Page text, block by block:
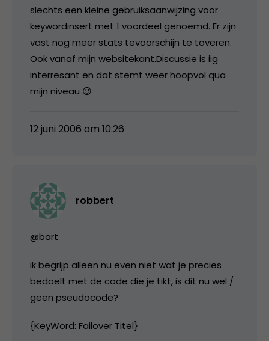
slechts een kleine gebruiksaanwijzing voor
keywordinsert met 1 voordeel genoemd. Er zijn
vast nog meer stats tevoorschijn te toveren.
Ook vanaf mijn websitekant.Discussie is iig
interresant en dat stemt weer hoopvol qua
mijn niveau 😉
12 juni 2006 om 10:26
robbert
@bart
ik begrijp alleen nu even niet wat je precies
bedoelt met de code die je tikt, is dit nu wel /
geen pseudocode?
{KeyWord: Failover Titel}